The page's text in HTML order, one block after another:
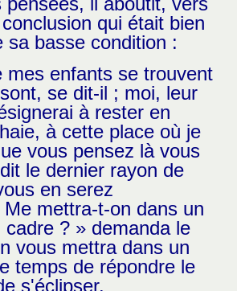
qui était bien
sa basse condition :
mes enfants se trouvent
se dit-il ; moi, leur
à rester en
à cette place où je
vous pensez là vous
le dernier rayon de
en serez
mettra-t-on dans un
? » demanda le
vous mettra dans un
temps de répondre le
s'éclipser.